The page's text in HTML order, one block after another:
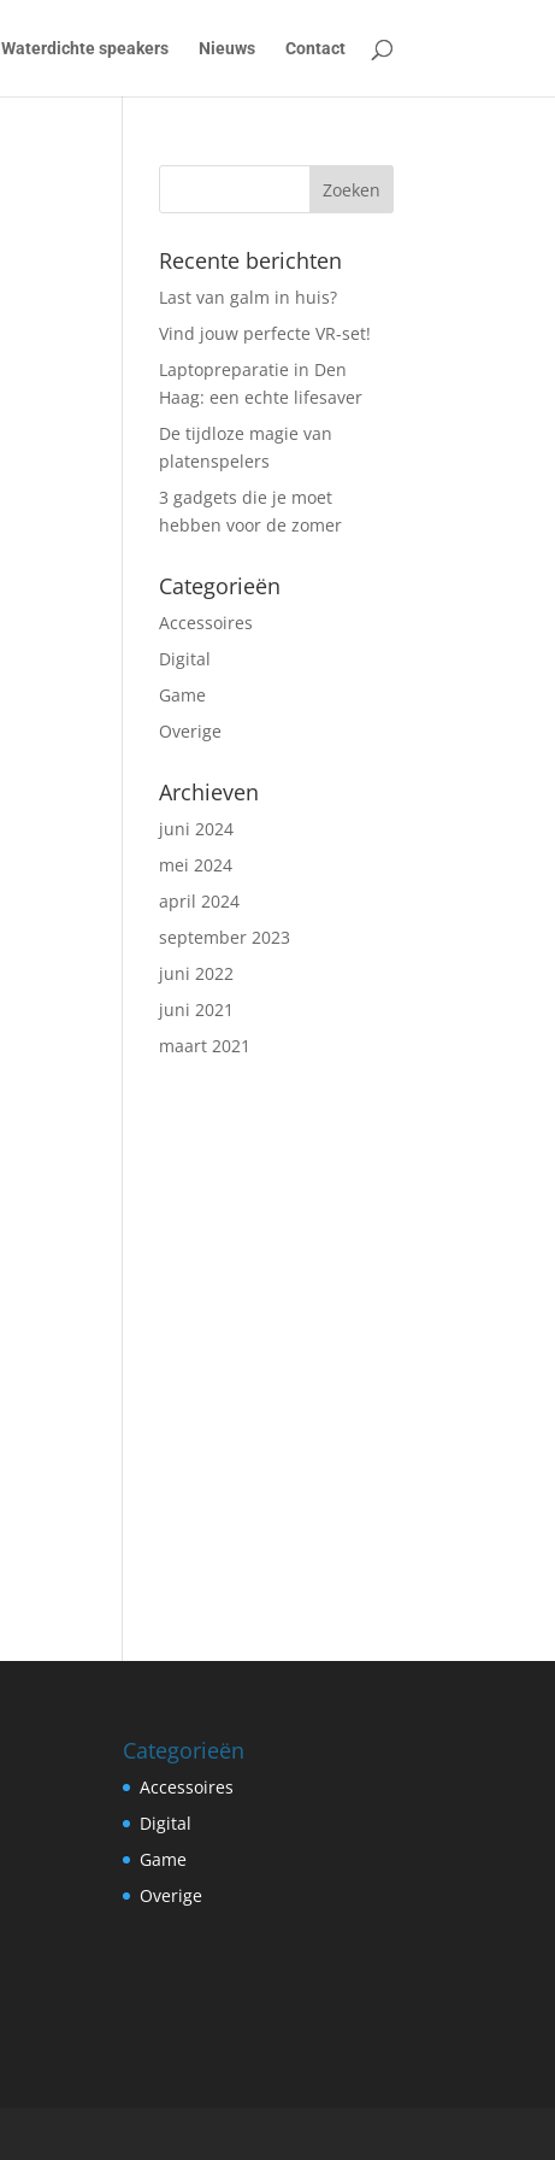
Waterdichte speakers Nieuws Contact
Recente berichten
Last van galm in huis?
Vind jouw perfecte VR-set!
Laptopreparatie in Den
Haag: een echte lifesaver
De tijdloze magie van
platenspelers
3 gadgets die je moet
hebben voor de zomer
Categorieën
Accessoires
Digital
Game
Overige
Archieven
juni 2024
mei 2024
april 2024
september 2023
juni 2022
juni 2021
maart 2021
Categorieën
Accessoires
Digital
Game
Overige